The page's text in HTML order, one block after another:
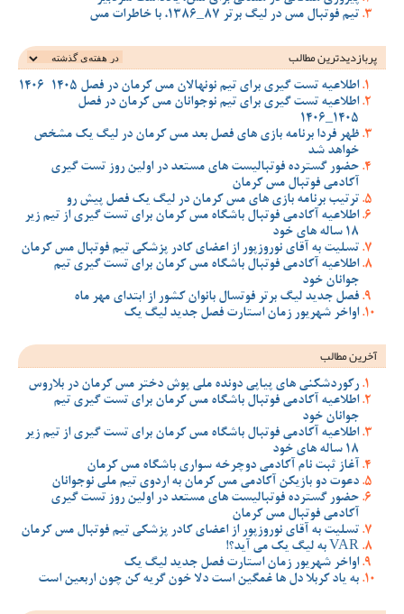
تیم فوتبال مس در لیگ برتر 87_1386، با خاطرات مس
پربازدیدترین‌ مطالب
اطلاعیه تست گیری برای تیم نونهالان مس کرمان در فصل 1405-1406
اطلاعیه تست گیری برای تیم نوجوانان مس کرمان در فصل
1405_1406
ظهر فردا برنامه بازی های فصل بعد مس کرمان در لیگ یک مشخص
خواهد شد
حضور گسترده فوتبالیست های مستعد در اولین روز تست گیری
آکادمی فوتبال مس کرمان
ترتیب برنامه بازی های مس کرمان در لیگ یک فصل پیش رو
اطلاعیه آکادمی فوتبال باشگاه مس کرمان برای تست گیری از تیم زیر
18 ساله های خود
تسلیت به آقای نوروزپور از اعضای کادر پزشکی تیم فوتبال مس کرمان
اطلاعیه آکادمی فوتبال باشگاه مس کرمان برای تست گیری تیم
جوانان خود
فصل جدید لیگ برتر فوتسال بانوان کشور از ابتدای مهر ماه
اواخر شهریور زمان استارت فصل جدید لیگ یک
آخرین مطالب
رکوردشکنی های پیاپی دونده ملی پوش دختر مس کرمان در بلاروس
اطلاعیه آکادمی فوتبال باشگاه مس کرمان برای تست گیری تیم
جوانان خود
اطلاعیه آکادمی فوتبال باشگاه مس کرمان برای تست گیری از تیم زیر
18 ساله های خود
آغاز ثبت نام آکادمی دوچرخه سواری باشگاه مس کرمان
دعوت دو بازیکن آکادمی مس کرمان به اردوی تیم ملی نوجوانان
حضور گسترده فوتبالیست های مستعد در اولین روز تست گیری
آکادمی فوتبال مس کرمان
تسلیت به آقای نوروزپور از اعضای کادر پزشکی تیم فوتبال مس کرمان
VAR به لیگ یک می آید؟!
اواخر شهریور زمان استارت فصل جدید لیگ یک
به یاد کربلا دل ها غمگین است دلا خون گریه کن چون اربعین است